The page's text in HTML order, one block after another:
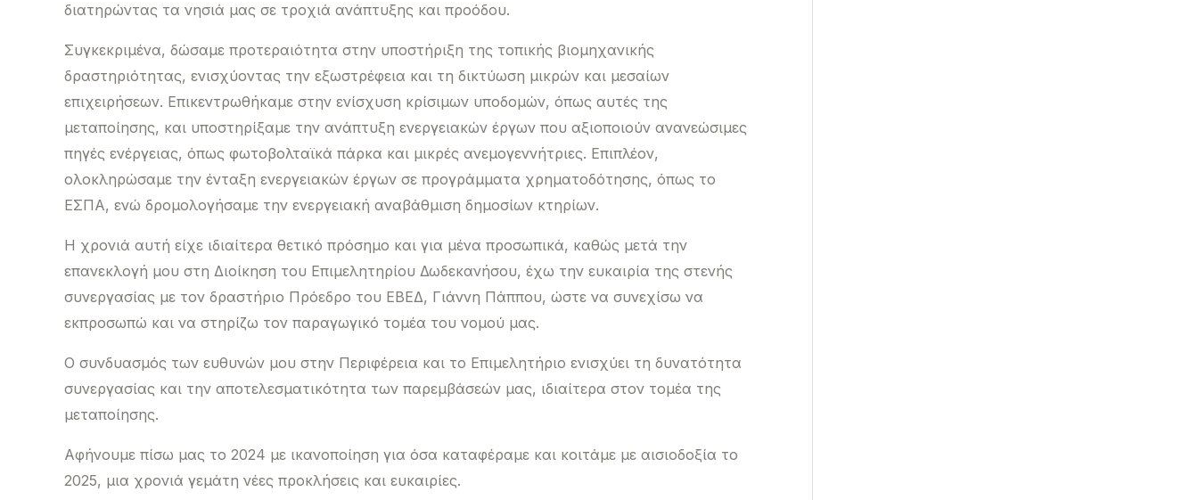
διατηρώντας τα νησιά μας σε τροχιά ανάπτυξης και προόδου.
Συγκεκριμένα, δώσαμε προτεραιότητα στην υποστήριξη της τοπικής βιομηχανικής
δραστηριότητας, ενισχύοντας την εξωστρέφεια και τη δικτύωση μικρών και μεσαίων
επιχειρήσεων. Επικεντρωθήκαμε στην ενίσχυση κρίσιμων υποδομών, όπως αυτές της
μεταποίησης, και υποστηρίξαμε την ανάπτυξη ενεργειακών έργων που αξιοποιούν ανανεώσιμες
πηγές ενέργειας, όπως φωτοβολταϊκά πάρκα και μικρές ανεμογεννήτριες. Επιπλέον,
ολοκληρώσαμε την ένταξη ενεργειακών έργων σε προγράμματα χρηματοδότησης, όπως το
ΕΣΠΑ, ενώ δρομολογήσαμε την ενεργειακή αναβάθμιση δημοσίων κτηρίων.
Η χρονιά αυτή είχε ιδιαίτερα θετικό πρόσημο και για μένα προσωπικά, καθώς μετά την
επανεκλογή μου στη Διοίκηση του Επιμελητηρίου Δωδεκανήσου, έχω την ευκαιρία της στενής
συνεργασίας με τον δραστήριο Πρόεδρο του ΕΒΕΔ, Γιάννη Πάππου, ώστε να συνεχίσω να
εκπροσωπώ και να στηρίζω τον παραγωγικό τομέα του νομού μας.
Ο συνδυασμός των ευθυνών μου στην Περιφέρεια και το Επιμελητήριο ενισχύει τη δυνατότητα
συνεργασίας και την αποτελεσματικότητα των παρεμβάσεών μας, ιδιαίτερα στον τομέα της
μεταποίησης.
Αφήνουμε πίσω μας το 2024 με ικανοποίηση για όσα καταφέραμε και κοιτάμε με αισιοδοξία το
2025, μια χρονιά γεμάτη νέες προκλήσεις και ευκαιρίες.